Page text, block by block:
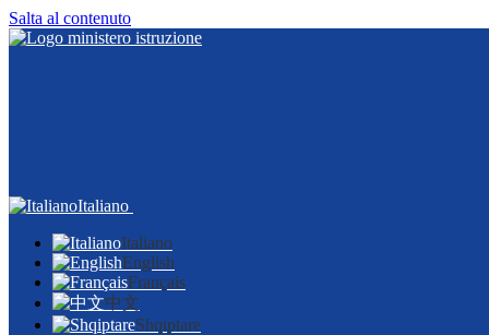
Salta al contenuto
Italiano
Italiano
English
Français
中文
Shqiptare